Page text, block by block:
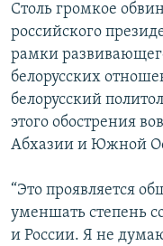
Столь громкое
российского
рамки
белорусских
белорусский
этого обострения
Абхазии и Южной
“Это проявляется
уменшать степень
и России. Я не